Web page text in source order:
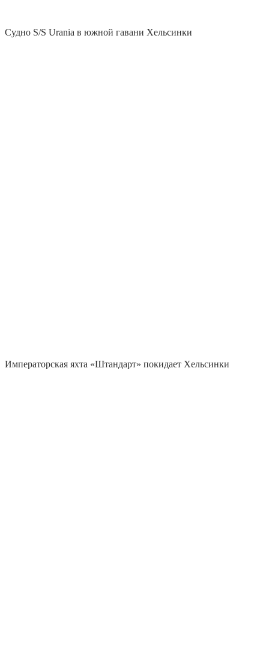
Судно S/S Urania в южной гавани Хельсинки
Императорская яхта «Штандарт» покидает Хельсинки